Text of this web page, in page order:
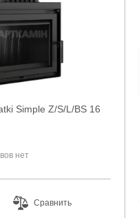
Simple Z/S/L/BS 16
нет
Сравнить